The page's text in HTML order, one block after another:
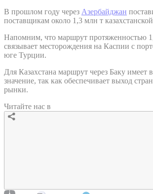
В прошлом году через Азербайджан
поставщикам около 1,3 млн т
Напомним, что маршрут протяженностью
связывает месторождения на Каспии с
юге Турции.
Для Казахстана маршрут через Баку имеет
значение, так как обеспечивает выход
рынки.
Читайте нас в